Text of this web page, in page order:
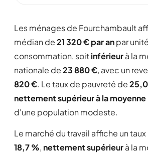
Les ménages de Fourchambault
médian de21 320 € par anpar
consommation, soitinférieurà la
nationale de23 880 €, avec un
820 €. Le taux de pauvreté de
nettement supérieur à la
d'une population modeste.
Le marché du travail affiche un
18,7 %, nettement supérieurà la